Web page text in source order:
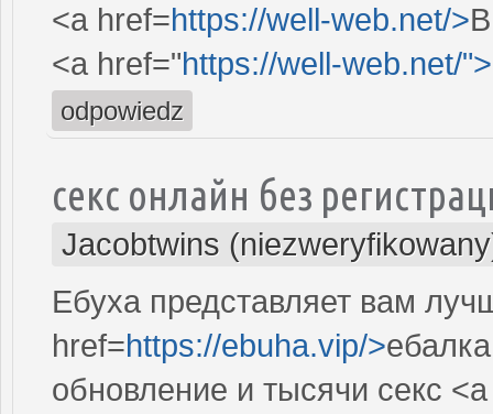
<a href=https://well-web.net/>
<a href="https://well-web.net/">
odpowiedz
секс онлайн без
Jacobtwins
Ебуха представляет вам
href=https://ebuha.vip/>
обновление и тысячи секс <a